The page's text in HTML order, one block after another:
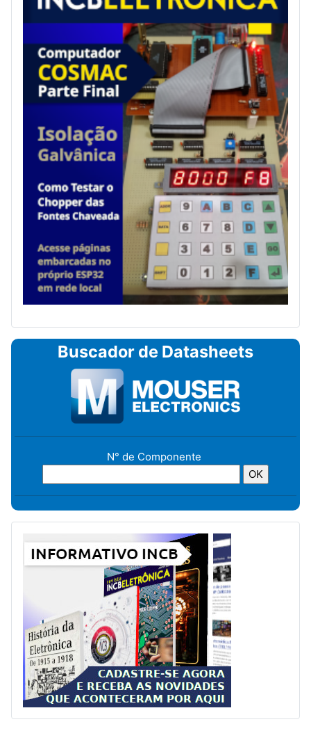
Buscador de Datasheets
N° de Componente